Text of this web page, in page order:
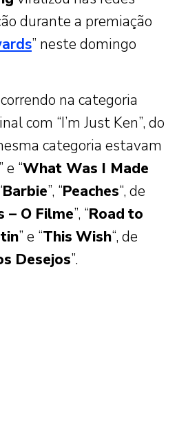
durante a premiação
” neste domingo
na categoria
com “I’m Just Ken”, do
categoria estavam
” e “What Was I Made
Barbie”, “Peaches“, de
– O Filme”, “Road to
” e “This Wish“, de
Desejos”.